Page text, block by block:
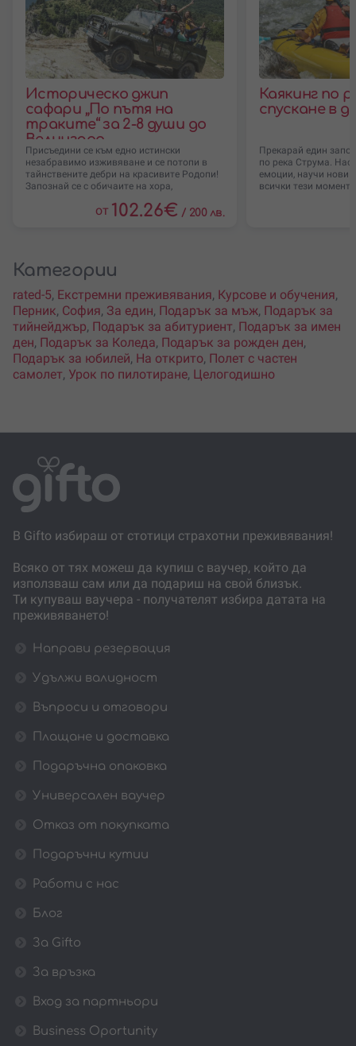
Историческо джип
сафари „По пътя на
траките“ за 2-8 души до
Велинград
Присъедини се към едно истински
незабравимо изживяване и се потопи в
тайнствените дебри на красивите Родопи!
Запознай се с обичаите на хора,
от 102.26€ / 200 лв.
Каякинг по
спускане в
Прекарай един
по река Струма.
емоции, научи нови
всички тези
Категории
rated-5, Екстремни преживявания, Курсове и обучения,
Перник, София, За един, Подарък за мъж, Подарък за
тийнейджър, Подарък за абитуриент, Подарък за имен
ден, Подарък за Коледа, Подарък за рожден ден,
Подарък за юбилей, На открито, Полет с частен
самолет, Урок по пилотиране, Целогодишно
В Gifto избираш от стотици страхотни преживявания!
Всяко от тях можеш да купиш с ваучер, който да
използваш сам или да подариш на свой близък.
Ти купуваш ваучера - получателят избира датата на
преживяването!
Направи резервация
Удължи валидност
Въпроси и отговори
Плащане и доставка
Подаръчна опаковка
Универсален ваучер
Отказ от покупката
Подаръчни кутии
Работи с нас
Блог
За Gifto
За връзка
Вход за партньори
Business Oportunity